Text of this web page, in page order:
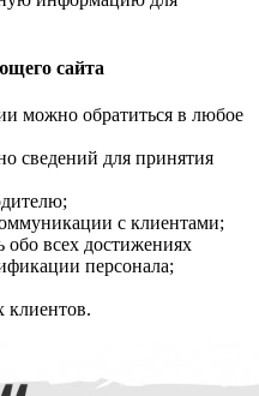
сайта
можно обратиться в любое
сведений для принятия
с клиентами;
обо всех достижениях
персонала;